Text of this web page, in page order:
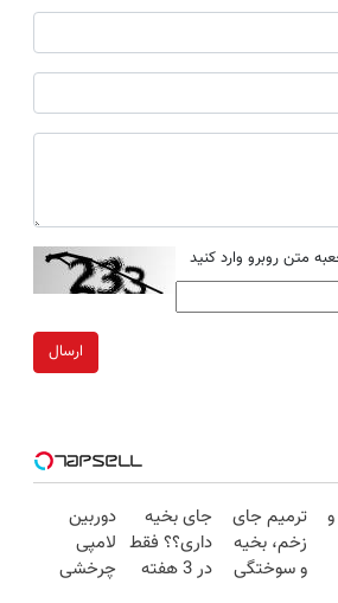
متن روبرو وارد کنید
ارسال
ترمیم جای
زخم، بخیه
و سوختگی
جای بخیه
داری؟؟ فقط
در 3 هفته
دوربین
لامپی
چرخشی